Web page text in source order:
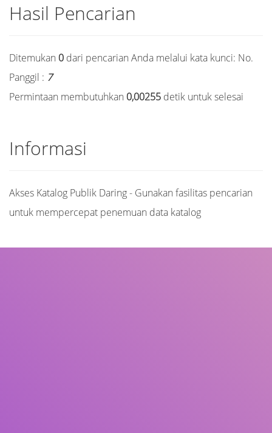
Hasil Pencarian
Ditemukan 0 dari pencarian Anda melalui kata kunci: No.
Panggil : 7
Permintaan membutuhkan 0,00255 detik untuk selesai
Informasi
Akses Katalog Publik Daring - Gunakan fasilitas pencarian
untuk mempercepat penemuan data katalog